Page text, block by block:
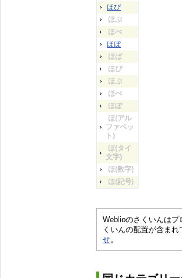
ほび
ほぶ
ほべ
ほぼ
ほぱ
ほぴ
ほぷ
ほぺ
ほぽ
ほ(アル
ファベッ
ト)
ほ(タイ
文字)
ほ(数字)
ほ(記号)
Weblioのさくいんは
くいんの配置が含ま
せ。